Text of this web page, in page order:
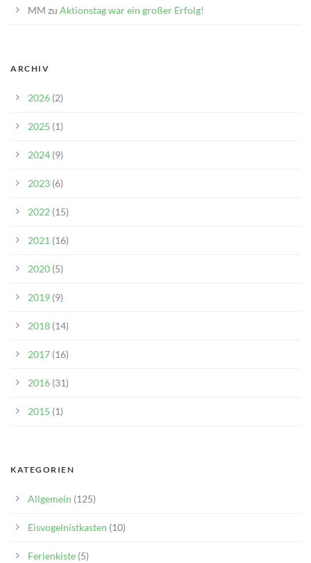
MM zu Aktionstag war ein großer Erfolg!
ARCHIV
2026 (2)
2025 (1)
2024 (9)
2023 (6)
2022 (15)
2021 (16)
2020 (5)
2019 (9)
2018 (14)
2017 (16)
2016 (31)
2015 (1)
KATEGORIEN
Allgemein (125)
Eisvogelnistkasten (10)
Ferienkiste (5)